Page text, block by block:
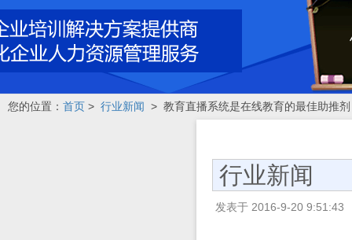
您的位置： 首页 > 行业新闻 > 教育直播系统是在线教育的最佳助推剂
行业新闻
发表于 2016-9-20 9:51:43